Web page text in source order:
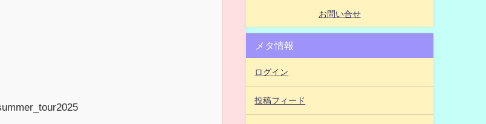
お問い合せ
メタ情報
ログイン
投稿フィード